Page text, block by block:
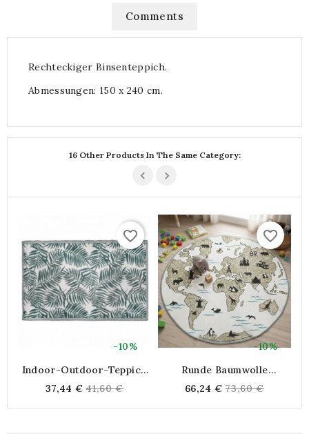
Comments
Rechteckiger Binsenteppich.
Abmessungen: 150 x 240 cm.
16 Other Products In The Same Category:
-10%
favorite_border
Indoor-Outdoor-Teppich
120 X 180 Cm
37,44 € Regular
price
41,60 €
-10%
favorite_border
Runde Baumwolle
120 Cm | Großes
Pädagogisches Und
66,24 € Regular
price
73,60 €